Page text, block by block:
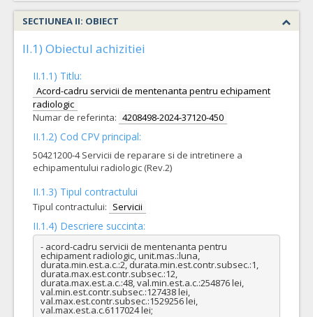
SECTIUNEA II: OBIECT
II.1) Obiectul achizitiei
II.1.1) Titlu:
Acord-cadru servicii de mentenanta pentru echipament
radiologic
Numar de referinta: 4208498-2024-37120-450
II.1.2) Cod CPV principal:
50421200-4 Servicii de reparare si de intretinere a
echipamentului radiologic (Rev.2)
II.1.3) Tipul contractului
Tipul contractului: Servicii
II.1.4) Descriere succinta:
- acord-cadru servicii de mentenanta pentru
echipament radiologic, unit.mas.:luna,
durata.min.est.a.c.:2, durata.min.est.contr.subsec.:1,
durata.max.est.contr.subsec.:12,
durata.max.est.a.c.:48, val.min.est.a.c.:254876 lei,
val.min.est.contr.subsec.:127438 lei,
val.max.est.contr.subsec.:1529256 lei,
val.max.est.a.c.6117024 lei;